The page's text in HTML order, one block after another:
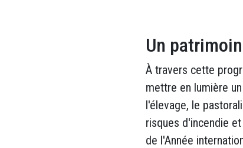
Un
À travers cette
mettre en lumière
l'élevage, le
risques d'incendie
de l'Année